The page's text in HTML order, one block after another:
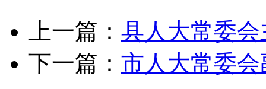
上一篇： 县人大常委
下一篇： 市人大常委